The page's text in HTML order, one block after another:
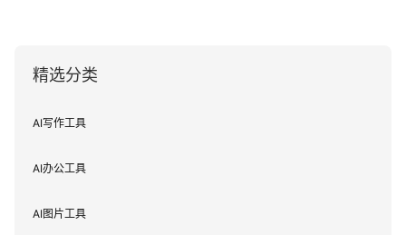
精选分类
AI写作工具
AI办公工具
AI图片工具